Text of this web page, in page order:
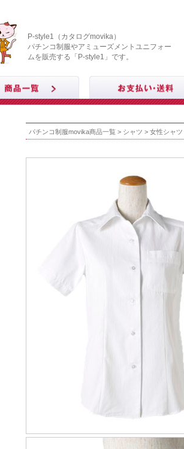
P-style1（カタログmovika）
パチンコ制服やアミューズメントユニフォー
ムを販売する「P-style1」です。
パチンコ制服movika商品一覧 > シャツ > 女性シャツ